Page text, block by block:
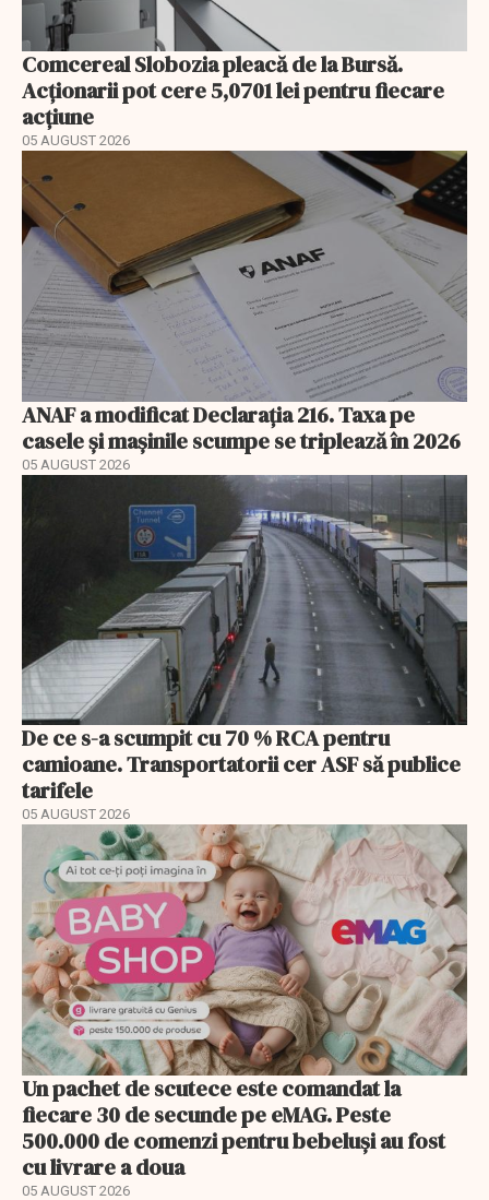
Comcereal Slobozia pleacă de la Bursă.
Acționarii pot cere 5,0701 lei pentru fiecare
acțiune
05 AUGUST 2026
ANAF a modificat Declarația 216. Taxa pe
casele și mașinile scumpe se triplează în 2026
05 AUGUST 2026
De ce s-a scumpit cu 70 % RCA pentru
camioane. Transportatorii cer ASF să publice
tarifele
05 AUGUST 2026
Un pachet de scutece este comandat la
fiecare 30 de secunde pe eMAG. Peste
500.000 de comenzi pentru bebeluși au fost
cu livrare a doua
05 AUGUST 2026